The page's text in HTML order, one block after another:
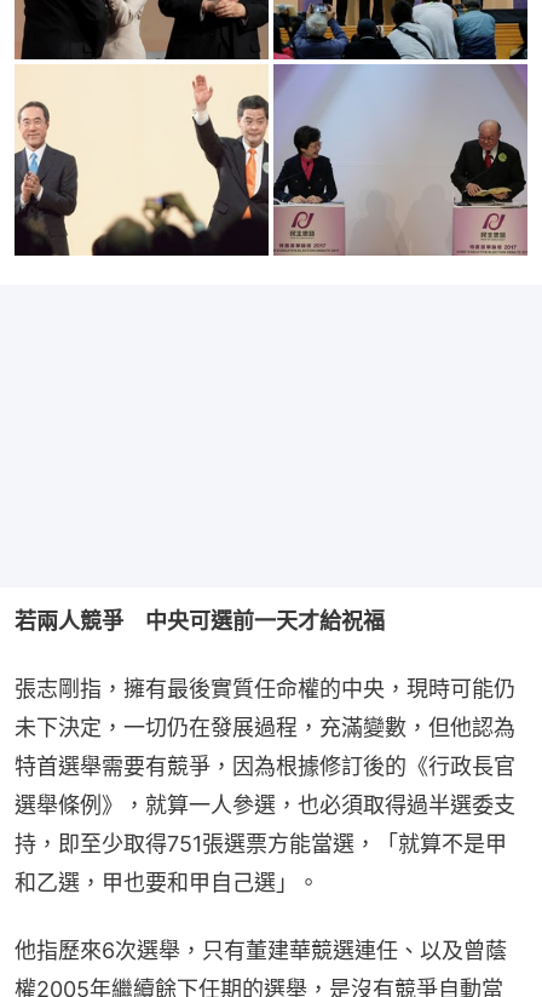
若兩人競爭　中央可選前一天才給祝福
張志剛指，擁有最後實質任命權的中央，現時可能仍
未下決定，一切仍在發展過程，充滿變數，但他認為
特首選舉需要有競爭，因為根據修訂後的《行政長官
選舉條例》，就算一人參選，也必須取得過半選委支
持，即至少取得751張選票方能當選，「就算不是甲
和乙選，甲也要和甲自己選」。
他指歷來6次選舉，只有董建華競選連任、以及曾蔭
權2005年繼續餘下任期的選舉，是沒有競爭自動當